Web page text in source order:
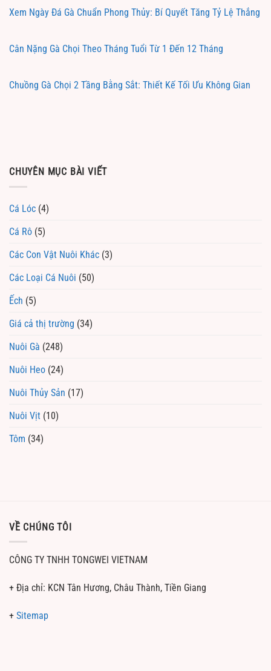
Xem Ngày Đá Gà Chuẩn Phong Thủy: Bí Quyết Tăng Tỷ Lệ Thắng
Cân Nặng Gà Chọi Theo Tháng Tuổi Từ 1 Đến 12 Tháng
Chuồng Gà Chọi 2 Tầng Bằng Sắt: Thiết Kế Tối Ưu Không Gian
CHUYÊN MỤC BÀI VIẾT
Cá Lóc (4)
Cá Rô (5)
Các Con Vật Nuôi Khác (3)
Các Loại Cá Nuôi (50)
Ếch (5)
Giá cả thị trường (34)
Nuôi Gà (248)
Nuôi Heo (24)
Nuôi Thủy Sản (17)
Nuôi Vịt (10)
Tôm (34)
VỀ CHÚNG TÔI
CÔNG TY TNHH TONGWEI VIETNAM
+ Địa chỉ: KCN Tân Hương, Châu Thành, Tiền Giang
+ Sitemap